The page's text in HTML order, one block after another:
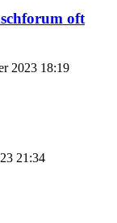
oft
2023 18:19
21:34